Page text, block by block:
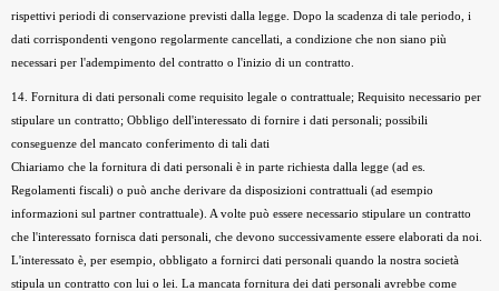
rispettivi periodi di conservazione previsti dalla legge. Dopo la scadenza di tale periodo, i
dati corrispondenti vengono regolarmente cancellati, a condizione che non siano più
necessari per l'adempimento del contratto o l'inizio di un contratto.
14. Fornitura di dati personali come requisito legale o contrattuale; Requisito necessario per
stipulare un contratto; Obbligo dell'interessato di fornire i dati personali; possibili
conseguenze del mancato conferimento di tali dati
Chiariamo che la fornitura di dati personali è in parte richiesta dalla legge (ad es.
Regolamenti fiscali) o può anche derivare da disposizioni contrattuali (ad esempio
informazioni sul partner contrattuale). A volte può essere necessario stipulare un contratto
che l'interessato fornisca dati personali, che devono successivamente essere elaborati da noi.
L'interessato è, per esempio, obbligato a fornirci dati personali quando la nostra società
stipula un contratto con lui o lei. La mancata fornitura dei dati personali avrebbe come